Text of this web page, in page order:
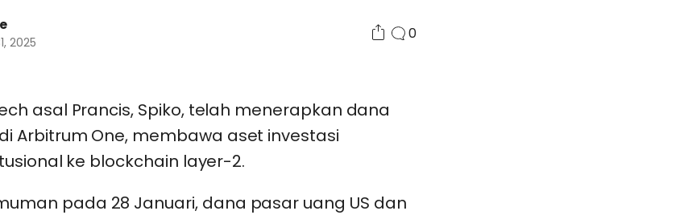
2025
0
asal Prancis, Spiko, telah menerapkan dana
Arbitrum One, membawa aset investasi
ke blockchain layer-2.
pada 28 Januari, dana pasar uang US dan